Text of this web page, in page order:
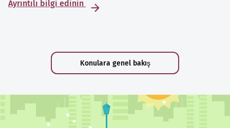
Ayrıntılı bilgi edinin
Konulara genel bakış